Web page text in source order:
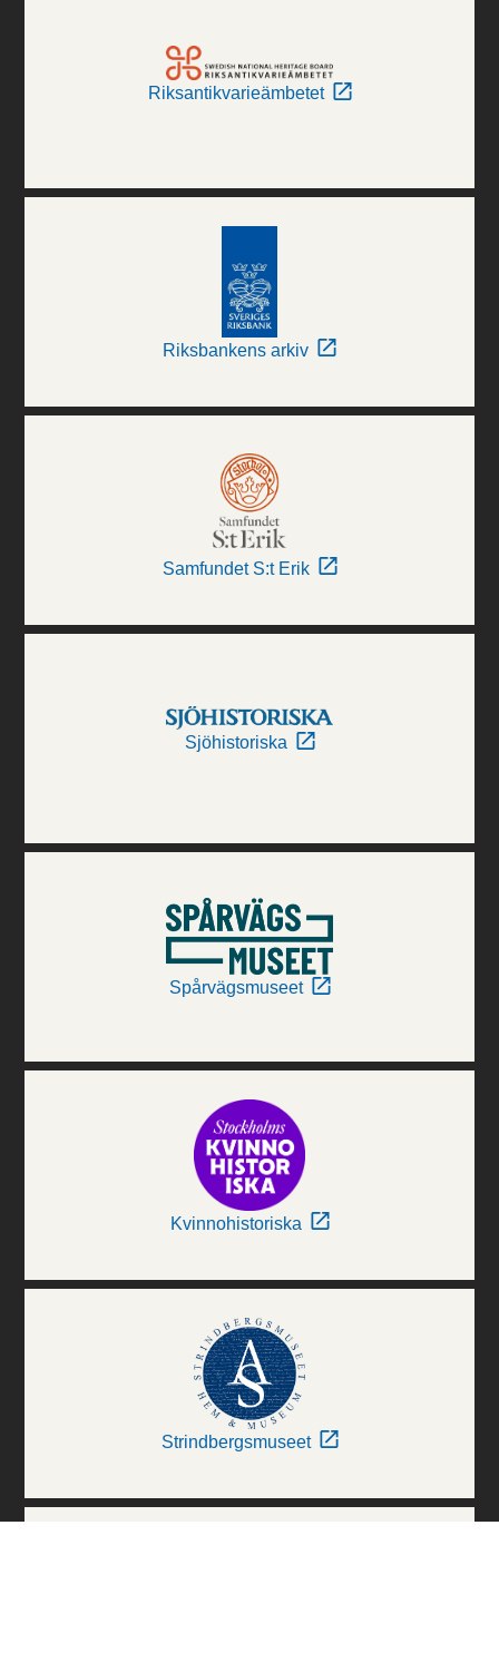
Riksantikvarieämbetet
Riksbankens arkiv
Samfundet S:t Erik
Sjöhistoriska
Spårvägsmuseet
Kvinnohistoriska
Strindbergsmuseet